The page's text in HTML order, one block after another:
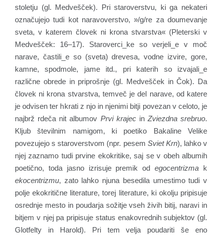
stoletju (gl. Medvešček). Pri staroverstvu, ki ga nekateri
označujejo tudi kot naravoverstvo, »/g/re za doumevanje
sveta, v katerem človek ni krona stvarstva« (Pleterski v
Medvešček: 16–17). Staroverci_ke so verjeli_e v moč
narave, častili_e so (sveta) drevesa, vodne izvire, gore,
kamne, spodmole, jame itd., pri katerih so izvajali_e
različne obrede in priprošnje (gl. Medvešček in Čok). Da
človek ni krona stvarstva, temveč je del narave, od katere
je odvisen ter hkrati z njo in njenimi bitji povezan v celoto, je
najbrž rdeča nit albumov Prvi krajec inZviezdna srebruo.
Kljub številnim namigom, ki poetiko Bakaline Velike
povezujejo s staroverstvom (npr. pesem Sviet Krn), lahko v
njej zaznamo tudi prvine ekokritike, saj se v obeh albumih
poetično, toda jasno izrisuje premik odegocentrizma k
ekocentrizmu, zato lahko njuna besedila umestimo tudi v
polje ekokritične literature, torej literature, ki okolju pripisuje
osrednje mesto in poudarja sožitje vseh živih bitij, naravi in
bitjem v njej pa pripisuje status enakovrednih subjektov (gl.
Glotfelty in Harold). Pri tem velja poudariti še eno